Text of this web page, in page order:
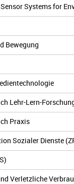
Systems for
Bewegung
Lehr-Lern-
Praxis
Sozialer Dienste
Verletzliche